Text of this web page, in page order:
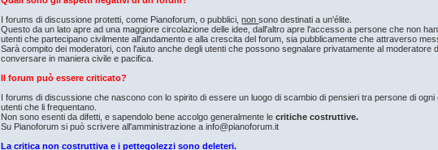
I forums di discussione protetti, come Pianoforum, o pubblici,nonsono destinati a un'élite.
Questo da un lato apre ad una maggiore circolazione delle idee, dall'altro apre l'accesso a persone che non
utenti che partecipano civilmente all'andamento e alla crescita del forum, sia pubblicamente che attraverso
Sarà compito dei moderatori, con l'aiuto anche degli utenti che possono segnalare privatamente al
conversare in maniera civile e pacifica.
Il forum può essere criticato?
I forums di discussione che nascono con lo spirito di essere un luogo di scambio di pensieri tra persone di
utenti che li frequentano.
Non sono esenti da difetti, e sapendolo bene accolgo generalmente lecritiche costruttive.
Su Pianoforum si può scrivere all'amministrazione a info@pianoforum.it
La critica non costruttiva e i pettegolezzi sono deleteri.